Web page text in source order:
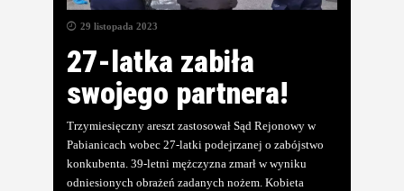
29 listopada 2023
27-latka zabiła
swojego partnera!
Trzymiesięczny areszt zastosował Sąd Rejonowy w
Pabianicach wobec 27-latki podejrzanej o zabójstwo
konkubenta. 39-letni mężczyzna zmarł w wyniku
odniesionych obrażeń zadanych nożem. Kobieta